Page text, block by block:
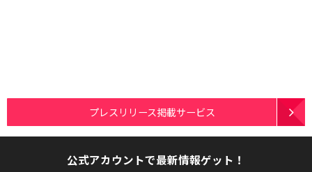
プレスリリース掲載サービス
公式アカウントで最新情報ゲット！